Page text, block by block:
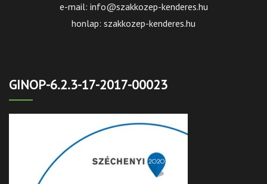
e-mail: info@szakkozep-kenderes.hu
honlap: szakkozep-kenderes.hu
GINOP-6.2.3-17-2017-00023